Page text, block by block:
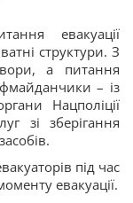
евакуації
структури. З
а питання
– із
Нацполіції
зі зберігання
під час
евакуації.